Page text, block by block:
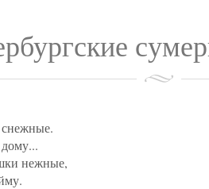
снежные.
нежные,